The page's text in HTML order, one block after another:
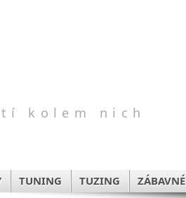
kolem nich
TUNING TUZING ZÁBAVNÉ